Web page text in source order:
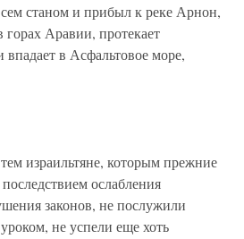
станом и прибыл к реке Арнон,
горах Аравии, протекает
в Асфальтовое море,
израильтяне, которым прежние
ослабления
законов, не послужили
не успели еще хоть